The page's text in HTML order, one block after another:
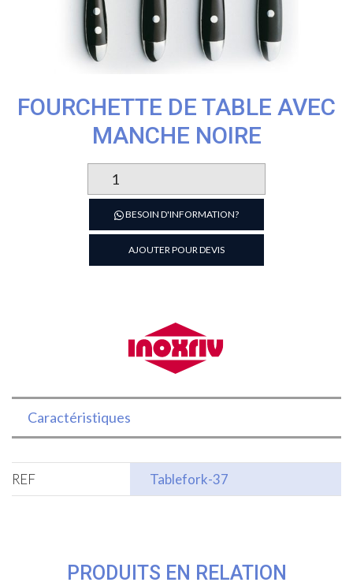
FOURCHETTE DE TABLE AVEC
MANCHE NOIRE
de
FOURCHETTE
DE
TABLE
AVEC
BESOIN D'INFORMATION?
AJOUTER POUR DEVIS
Caractéristiques
REF Tablefork-37
PRODUITS EN RELATION